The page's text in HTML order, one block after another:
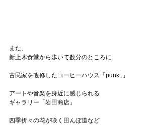
また、
新上木食堂から歩いて数分のところに
古民家を改修したコーヒーハウス「punkt.」
アートや音楽を身近に感じられる
ギャラリー「岩田商店」
四季折々の花が咲く田んぼ道など